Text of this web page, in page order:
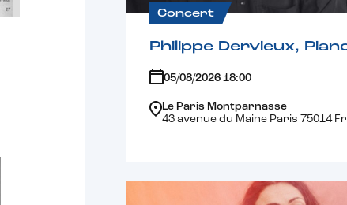
Concert
Philippe Dervieux,
05/08/2026 18:00
Le Paris Montparnasse
43 avenue du Maine Paris 75014